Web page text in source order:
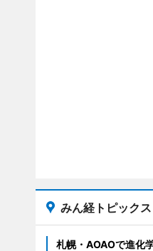
みん経トピックス
札幌・AOAOで進化